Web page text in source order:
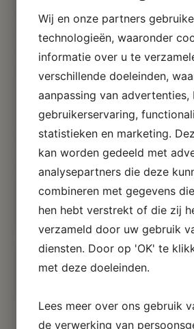
onze uitgebreide certificeringen. Wij
volgens zowel ISO 9001 als ISO
normen op het gebied van
milieumanagement garandeert.
Daarnaast zijn wij FSC-
het hout dat wij gebruiken
beheerde bossen. Bovendien
het EU Eco Label, dat de
we hebben aan duurzame
de impact op het milieu
aan het leveren van meubilair met
op het milieu.
Neem contact met ons op
en ideeën
Wij en onze partners
technologieën, waaronder
informatie over u te
verschillende doeleinden,
aanpassing van advertenties,
gebruikerservaring,
statistieken en marketing.
kan worden gedeeld met
analysepartners die deze
combineren met gegevens
hen hebt verstrekt of die zij
verzameld door uw gebruik
diensten. Door op 'OK' te
met deze doeleinden.
Lees meer over ons gebruik
de verwerking van